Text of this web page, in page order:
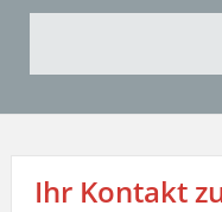
Ihr Kontakt